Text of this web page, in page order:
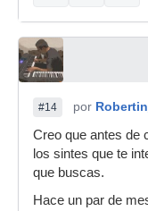
#14 por
Creo que antes de
los sintes que te
que buscas.
Hace un par de